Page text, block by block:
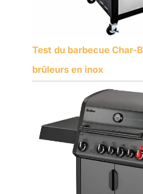
Test du barbecue Char-
brûleurs en inox